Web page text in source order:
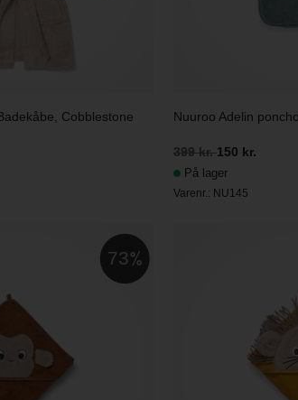
Cobblestone Nuuroo Adelin
399 kr.150 kr.
På lager
Varenr.: NU145
73